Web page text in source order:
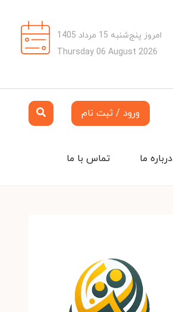
امروز پنج‌شنبه 15 مرداد 1405
Thursday 06 August 2026
ورود / ثبت نام
تماس با ما درباره ما